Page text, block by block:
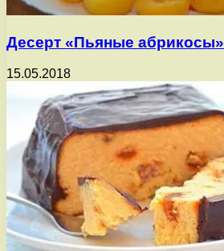
Десерт «Пьяные абрикосы»
15.05.2018